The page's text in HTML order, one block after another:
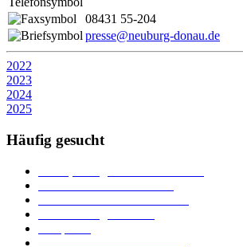
08431 55-204
presse@neuburg-donau.de
2022
2023
2024
2025
Häufig gesucht